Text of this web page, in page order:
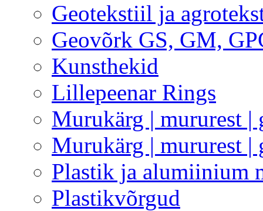
Geotekstiil ja
Geovõrk GS, GM,
Kunsthekid
Lillepeenar Rings
Murukärg | mururest |
Murukärg | mururest |
Plastik ja alumiinium
Plastikvõrgud